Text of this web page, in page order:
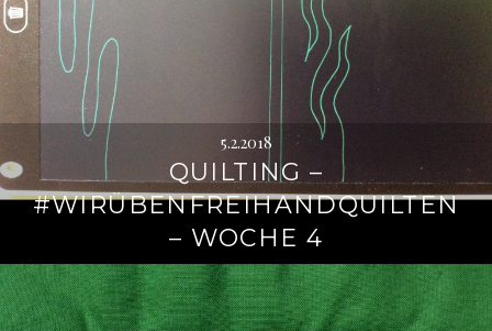
5.2.2018
QUILTING –
#WIRÜBENFREIHANDQUILTEN
– WOCHE 4